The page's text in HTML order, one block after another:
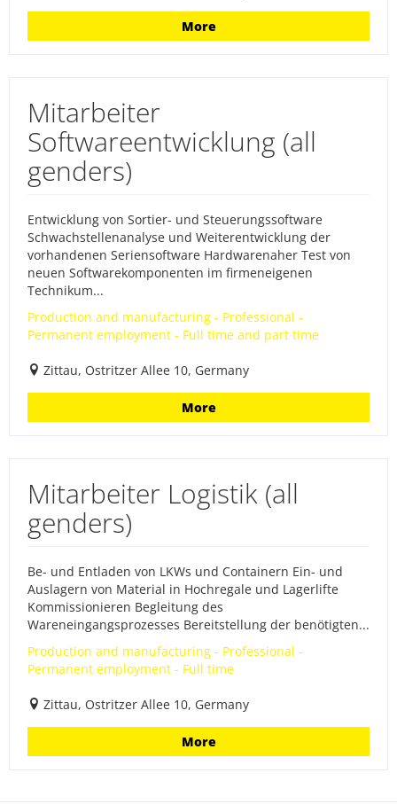
More
Mitarbeiter
Softwareentwicklung (all
genders)
Entwicklung von Sortier- und Steuerungssoftware
Schwachstellenanalyse und Weiterentwicklung der
vorhandenen Seriensoftware Hardwarenaher Test von
neuen Softwarekomponenten im firmeneigenen
Technikum...
Production and manufacturing - Professional -
Permanent employment - Full time and part time
Zittau, Ostritzer Allee 10, Germany
More
Mitarbeiter Logistik (all
genders)
Be- und Entladen von LKWs und Containern Ein- und
Auslagern von Material in Hochregale und Lagerlifte
Kommissionieren Begleitung des
Wareneingangsprozesses Bereitstellung der benötigten...
Production and manufacturing - Professional -
Permanent employment - Full time
Zittau, Ostritzer Allee 10, Germany
More